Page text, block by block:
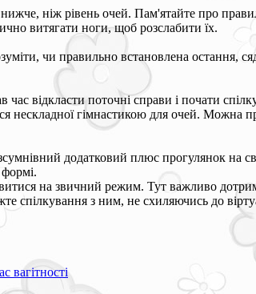
ніж рівень очей. Пам'ятайте про
витягати ноги, щоб розслабити їх.
чи правильно встановлена остання,
відкласти поточні справи і почати
нескладної гімнастикою для очей. Можна
додатковий плюс прогулянок на
на звичний режим. Тут важливо
спілкування з ним, не схиляючись до
вагітності